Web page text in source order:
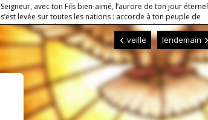
Seigneur, avec ton Fils bien-aimé, l’aurore de ton jour éternel
s’est levée sur toutes les nations : accorde à ton peuple de
reconnaître la gloire de son Rédempteur et de parvenir à la
lumière qui ne s’éteint pas.
veille lendemain